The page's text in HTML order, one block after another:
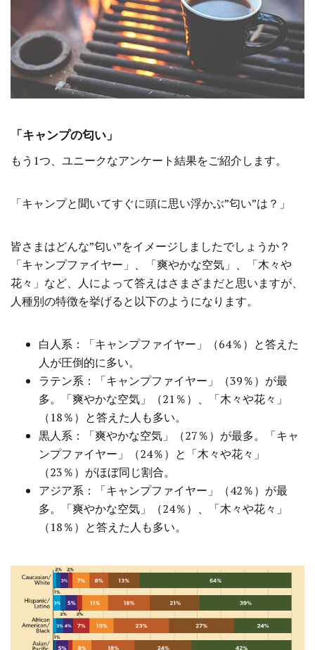
「キャンプの匂い」
もう1つ、ユニークなアンケート結果をご紹介します。
「キャンプと聞いてすぐに頭に思い浮かぶ”匂い”は？」
皆さまはどんな”匂い”をイメージしましたでしょうか？
「キャンプファイヤー」、「爽やかな空気」、「木々や
花々」など、人によって答えはさまざまだと思いますが、
人種別の特徴を挙げると以下のようになります。
白人系：「キャンプファイヤー」（64％）と答えた
人が圧倒的に多い。
ラテン系：「キャンプファイヤー」（39％）が最
多。「爽やかな空気」（21％）、「木々や花々」
（18％）と答えた人も多い。
黒人系：「爽やかな空気」（27％）が最多。「キャ
ンプファイヤー」（24％）と「木々や花々」
（23％）がほぼ同じ割合。
アジア系：「キャンプファイヤー」（42％）が最
多。「爽やかな空気」（24％）、「木々や花々」
（18％）と答えた人も多い。